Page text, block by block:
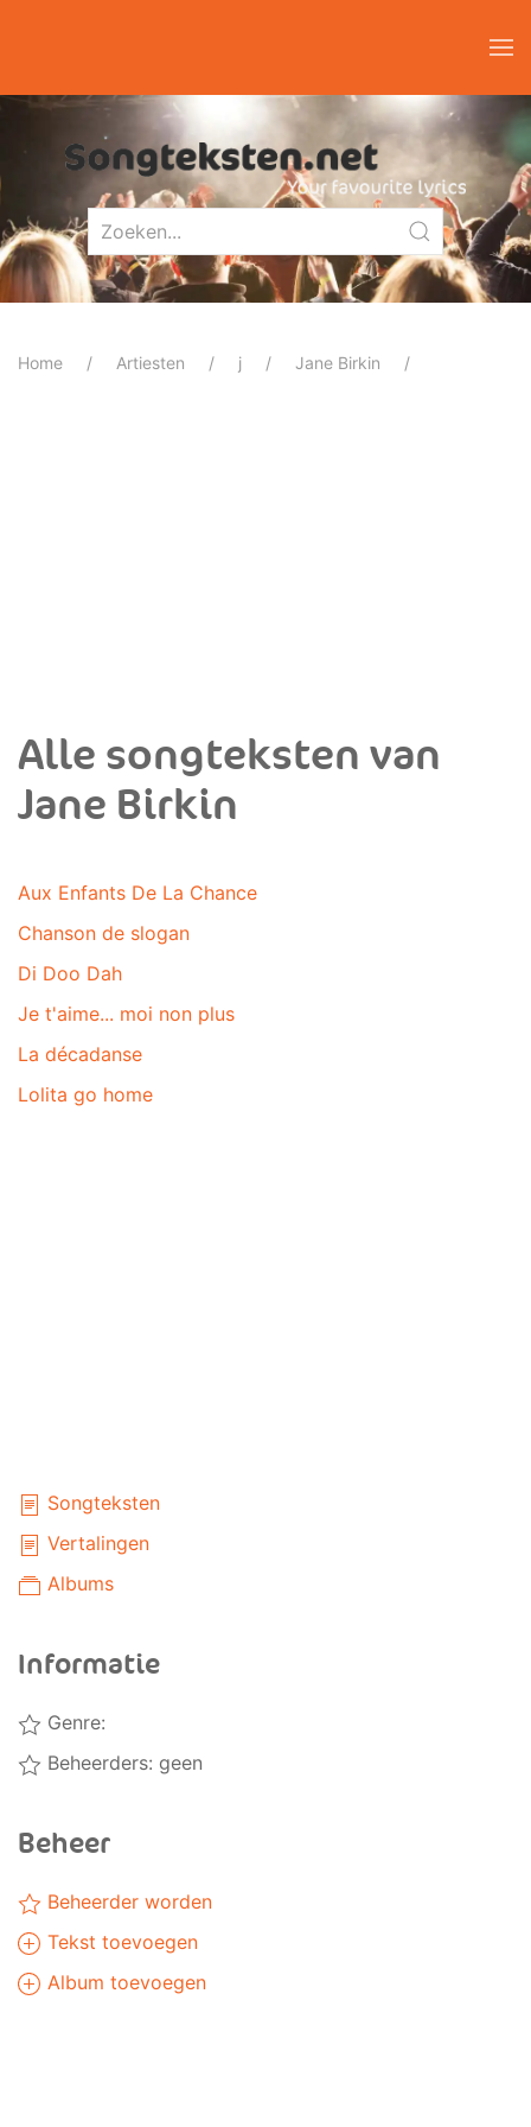
Home Artiesten j Jane Birkin
Alle songteksten van
Jane Birkin
Aux Enfants De La Chance
Chanson de slogan
Di Doo Dah
Je t'aime... moi non plus
La décadanse
Lolita go home
Songteksten
Vertalingen
Albums
Informatie
Genre:
Beheerders: geen
Beheer
Beheerder worden
Tekst toevoegen
Album toevoegen